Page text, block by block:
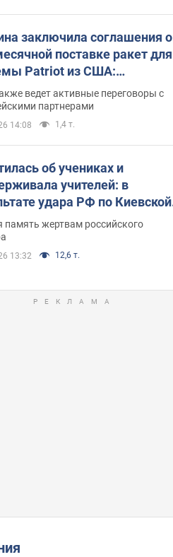
заключила соглашения о
поставке ракет для
Patriot из США:
раскрыл подробности
ведет активные переговоры с
партнерами
14:08 1,4 т.
об учениках и
учителей: в
удара РФ по Киевской
погибли директор
лицея, её муж и внук
память жертвам российского
13:32 12,6 т.